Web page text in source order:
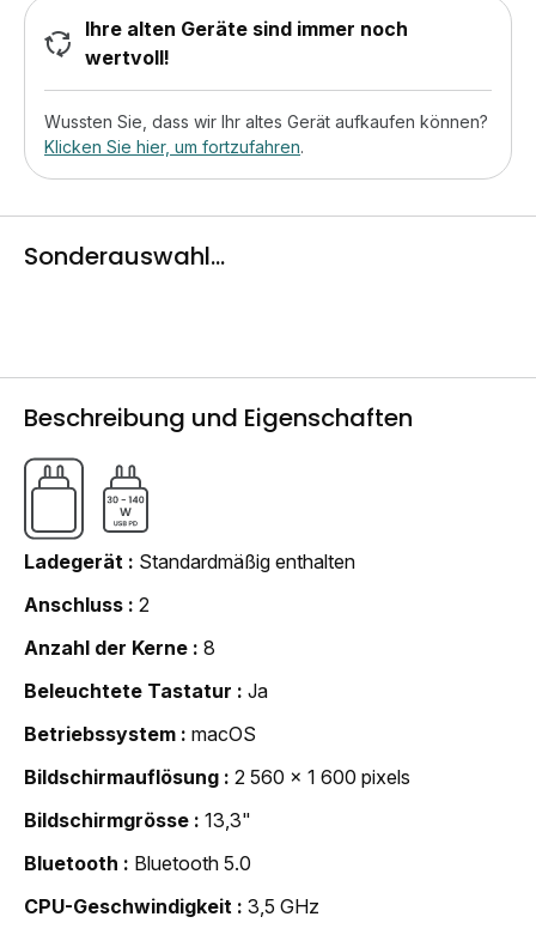
Ihre alten Geräte sind immer noch
wertvoll!
Wussten Sie, dass wir Ihr altes Gerät aufkaufen können?
Klicken Sie hier, um fortzufahren.
Sonderauswahl...
Beschreibung und Eigenschaften
Ladegerät
Standardmäßig enthalten
Anschluss
2
Anzahl der Kerne
8
Beleuchtete Tastatur
Ja
Betriebssystem
macOS
Bildschirmauflösung
2 560 x 1 600 pixels
Bildschirmgrösse
13,3"
Bluetooth
Bluetooth 5.0
CPU-Geschwindigkeit
3,5 GHz